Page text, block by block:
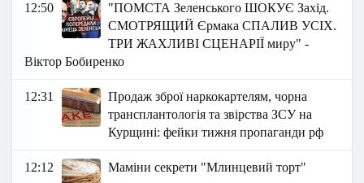
12:50
"ПОМСТА Зеленського ШОКУЄ Захід.
СМОТРЯЩИЙ Єрмака СПАЛИВ УСІХ.
ТРИ ЖАХЛИВІ СЦЕНАРІЇ миру" -
Віктор Бобиренко
12:31
Продаж зброї наркокартелям, чорна
трансплантологія та звірства ЗСУ на
Курщині: фейки тижня пропаганди рф
12:12 Маміни секрети "Млинцевий торт"